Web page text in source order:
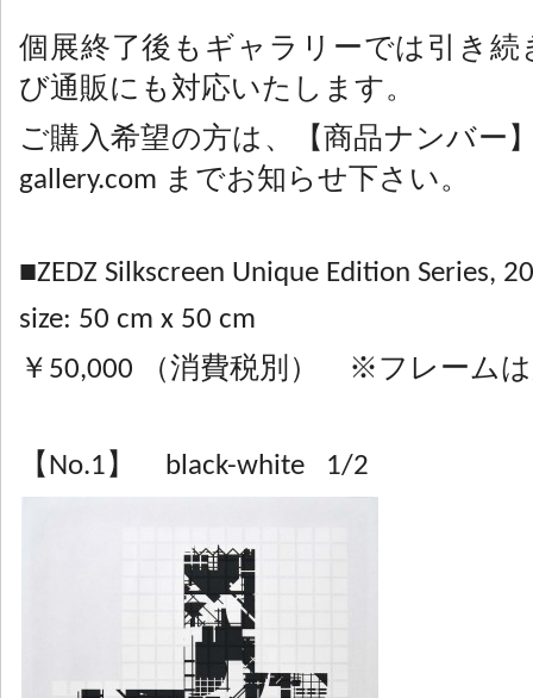
個展終了後もギャラリーでは引き続
び通販にも対応いたします。
ご購入希望の方は、【商品ナンバー
gallery.com までお知らせ下さい。
■ZEDZ Silkscreen Unique Edition Series,
size: 50 cm x 50 cm
￥50,000 （消費税別） ※フレーム
【No.1】 black-white 1/2